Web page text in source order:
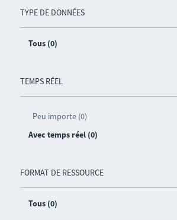
TYPE DE DONNÉES
Tous (0)
TEMPS RÉEL
Peu importe (0)
Avec temps réel (0)
FORMAT DE RESSOURCE
Tous (0)